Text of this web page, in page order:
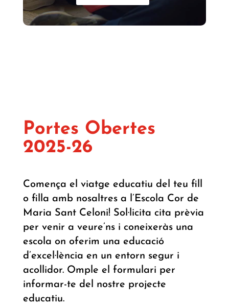
Portes Obertes
2025-26
Comença el viatge educatiu del teu fill
o filla amb nosaltres a l’Escola Cor de
Maria Sant Celoni! Sol·licita cita prèvia
per venir a veure’ns i coneixeràs una
escola on oferim una educació
d’excel·lència en un entorn segur i
acollidor. Omple el formulari per
informar-te del nostre projecte
educatiu.